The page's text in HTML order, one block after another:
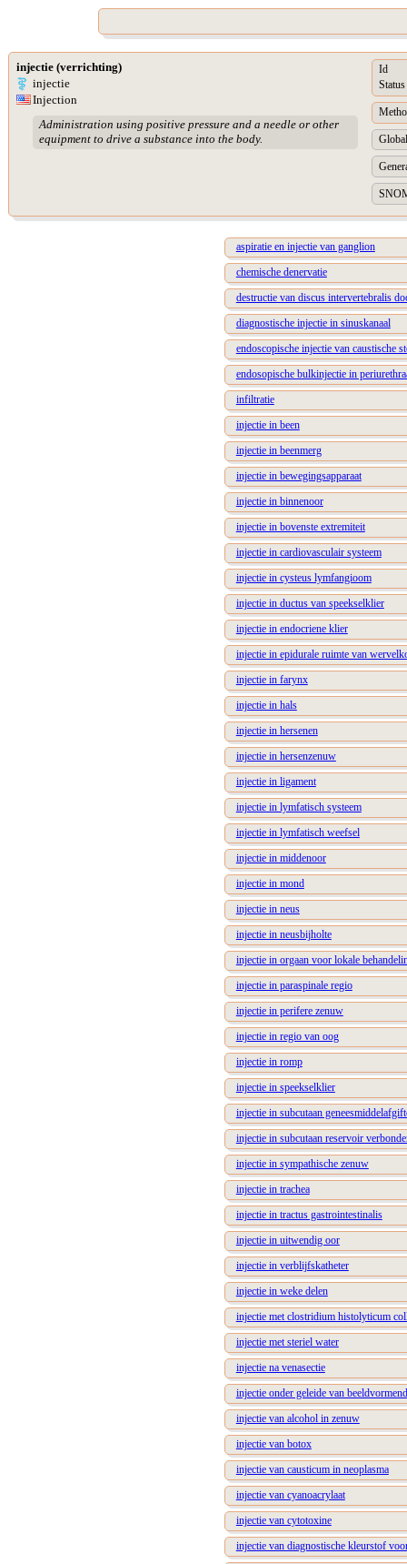
injectie (verrichting)
injectie
Injection
Administration using positive pressure and a needle or other
equipment to drive a substance into the body.
Id
Status
aspiratie en injectie van ganglion
chemische denervatie
destructie van discus intervertebralis
diagnostische injectie in sinuskanaal
endoscopische injectie van caustische
endosopische bulkinjectie in
infiltratie
injectie in been
injectie in beenmerg
injectie in bewegingsapparaat
injectie in binnenoor
injectie in bovenste extremiteit
injectie in cardiovasculair systeem
injectie in cysteus lymfangioom
injectie in ductus van speekselklier
injectie in endocriene klier
injectie in epidurale ruimte van
injectie in farynx
injectie in hals
injectie in hersenen
injectie in hersenzenuw
injectie in ligament
injectie in lymfatisch systeem
injectie in lymfatisch weefsel
injectie in middenoor
injectie in mond
injectie in neus
injectie in neusbijholte
injectie in orgaan voor lokale
injectie in paraspinale regio
injectie in perifere zenuw
injectie in regio van oog
injectie in romp
injectie in speekselklier
injectie in subcutaan
injectie in subcutaan reservoir
injectie in sympathische zenuw
injectie in trachea
injectie in tractus gastrointestinalis
injectie in uitwendig oor
injectie in verblijfskatheter
injectie in weke delen
injectie met clostridium histolyticum
injectie met steriel water
injectie na venasectie
injectie onder geleide van
injectie van alcohol in zenuw
injectie van botox
injectie van causticum in neoplasma
injectie van cyanoacrylaat
injectie van cytotoxine
injectie van diagnostische kleurstof